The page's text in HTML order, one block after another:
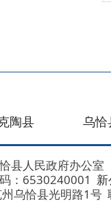
6530240001新公网
恰县光明路1号